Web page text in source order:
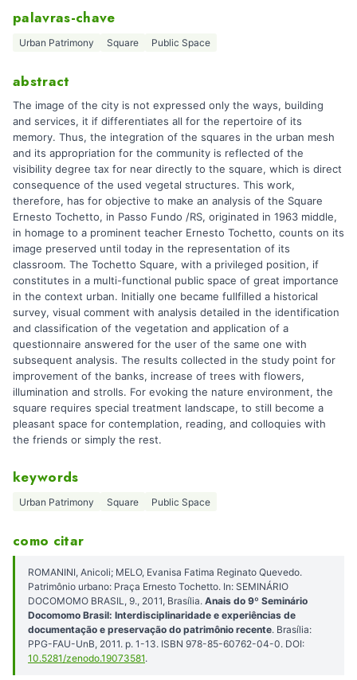
palavras-chave
Urban Patrimony Square Public Space
abstract
The image of the city is not expressed only the ways, building
and services, it if differentiates all for the repertoire of its
memory. Thus, the integration of the squares in the urban mesh
and its appropriation for the community is reflected of the
visibility degree tax for near directly to the square, which is direct
consequence of the used vegetal structures. This work,
therefore, has for objective to make an analysis of the Square
Ernesto Tochetto, in Passo Fundo /RS, originated in 1963 middle,
in homage to a prominent teacher Ernesto Tochetto, counts on its
image preserved until today in the representation of its
classroom. The Tochetto Square, with a privileged position, if
constitutes in a multi-functional public space of great importance
in the context urban. Initially one became fullfilled a historical
survey, visual comment with analysis detailed in the identification
and classification of the vegetation and application of a
questionnaire answered for the user of the same one with
subsequent analysis. The results collected in the study point for
improvement of the banks, increase of trees with flowers,
illumination and strolls. For evoking the nature environment, the
square requires special treatment landscape, to still become a
pleasant space for contemplation, reading, and colloquies with
the friends or simply the rest.
keywords
Urban Patrimony Square Public Space
como citar
ROMANINI, Anicoli; MELO, Evanisa Fatima Reginato Quevedo.
Patrimônio urbano: Praça Ernesto Tochetto. In: SEMINÁRIO
DOCOMOMO BRASIL, 9., 2011, Brasília. Anais do 9º Seminário
Docomomo Brasil: Interdisciplinaridade e experiências de
documentação e preservação do patrimônio recente. Brasília:
PPG-FAU-UnB, 2011. p. 1-13. ISBN 978-85-60762-04-0. DOI:
10.5281/zenodo.19073581.